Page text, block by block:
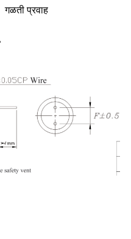
गळती प्रवाह